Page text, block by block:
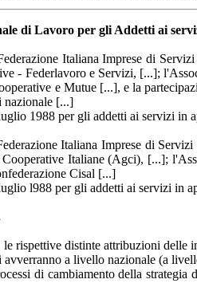
di Lavoro per gli Addetti ai
Italiana Imprese di
- Federlavoro e Servizi, [...];
e Mutue [...], e la
[...]
1988 per gli addetti ai servizi in
Italiana Imprese di
Italiane (Agci), [...];
Cisal [...]
l988 per gli addetti ai servizi in
le rispettive distinte attribuzioni
a livello nazionale (a
di cambiamento della